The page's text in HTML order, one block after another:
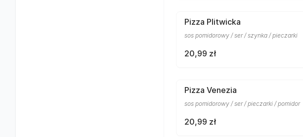
Pizza Plitwicka
sos pomidorowy / ser / szynka / pieczarki
20,99 zł
Pizza Venezia
sos pomidorowy / ser / pieczarki / pomidor
20,99 zł